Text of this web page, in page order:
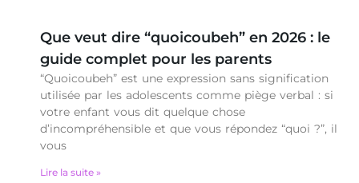
Que veut dire “quoicoubeh” en 2026 : le
guide complet pour les parents
“Quoicoubeh” est une expression sans signification
utilisée par les adolescents comme piège verbal : si
votre enfant vous dit quelque chose
d’incompréhensible et que vous répondez “quoi ?”, il
vous
Lire la suite »